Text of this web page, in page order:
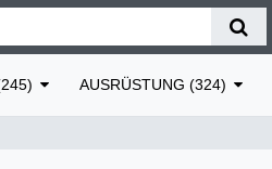
AUSRÜSTUNG (324)